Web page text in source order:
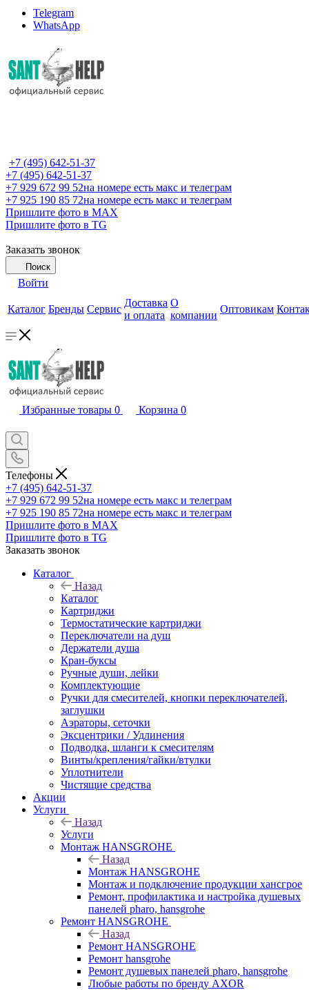
Telegram
WhatsApp
+7 (495) 642-51-37
+7 (495) 642-51-37
+7 929 672 99 52на номере есть макс и телеграм
+7 925 190 85 72на номере есть макс и телеграм
Пришлите фото в MAX
Пришлите фото в TG
Заказать звонок
Поиск
Войти
Каталог Бренды Сервис
Доставка
и оплата
О
компании
Оптовикам
Избранные товары 0 Корзина 0
Телефоны
+7 (495) 642-51-37
+7 929 672 99 52на номере есть макс и телеграм
+7 925 190 85 72на номере есть макс и телеграм
Пришлите фото в MAX
Пришлите фото в TG
Заказать звонок
Каталог
Назад
Каталог
Картриджи
Термостатические картриджи
Переключатели на душ
Держатели душа
Кран-буксы
Ручные души, лейки
Комплектующие
Ручки для смесителей, кнопки переключателей,
заглушки
Аэраторы, сеточки
Эксцентрики / Удлинения
Подводка, шланги к смесителям
Винты/крепления/гайки/втулки
Уплотнители
Чистящие средства
Акции
Услуги
Назад
Услуги
Монтаж HANSGROHE
Назад
Монтаж HANSGROHE
Монтаж и подключение продукции хансгрое
Ремонт, профилактика и настройка душевых
панелей pharo, hansgrohe
Ремонт HANSGROHE
Назад
Ремонт HANSGROHE
Ремонт hansgrohe
Ремонт душевых панелей pharo, hansgrohe
Любые работы по бренду AXOR